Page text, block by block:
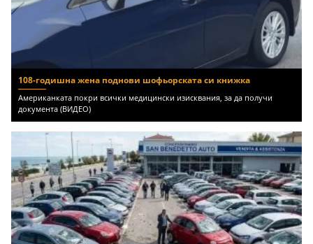
108-годишна жена поднови шофьорската си книжка
Американката покри всички медицински изисквания, за да получи
документа (ВИДЕО)